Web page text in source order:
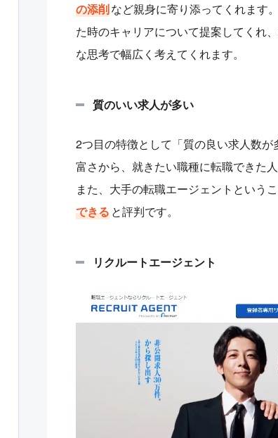
の添削など親身に寄り添ってくれます
た時のキャリアについて提案してくれ
な思考で幅広く考えてくれます。
質のいい求人が多い
2つ目の特徴として「質の良い求人数
富さから、就きたい職種に転職できた人
また、大手の転職エージェントというこ
できると評判です。
リクルートエージェント